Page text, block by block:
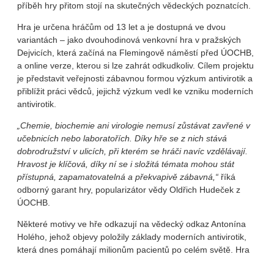
příběh hry přitom stojí na skutečných vědeckých poznatcích.
Hra je určena hráčům od 13 let a je dostupná ve dvou
variantách – jako dvouhodinová venkovní hra v pražských
Dejvicích, která začíná na Flemingově náměstí před ÚOCHB,
a online verze, kterou si lze zahrát odkudkoliv. Cílem projektu
je představit veřejnosti zábavnou formou výzkum antivirotik a
přiblížit práci vědců, jejichž výzkum vedl ke vzniku moderních
antivirotik.
„Chemie, biochemie ani virologie nemusí zůstávat zavřené v
učebnicích nebo laboratořích. Díky hře se z nich stává
dobrodružství v ulicích, při kterém se hráči navíc vzdělávají.
Hravost je klíčová, díky ní se i složitá témata mohou stát
přístupná, zapamatovatelná a překvapivě zábavná,“ říká
odborný garant hry, popularizátor vědy Oldřich Hudeček z
ÚOCHB.
Některé motivy ve hře odkazují na vědecký odkaz Antonína
Holého, jehož objevy položily základy moderních antivirotik,
která dnes pomáhají milionům pacientů po celém světě. Hra